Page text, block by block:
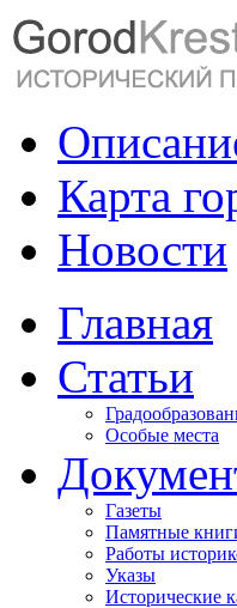
Карта
Новости
Главная
Статьи
Особые места
Газеты
Памятные
Работы
Указы
Исторические